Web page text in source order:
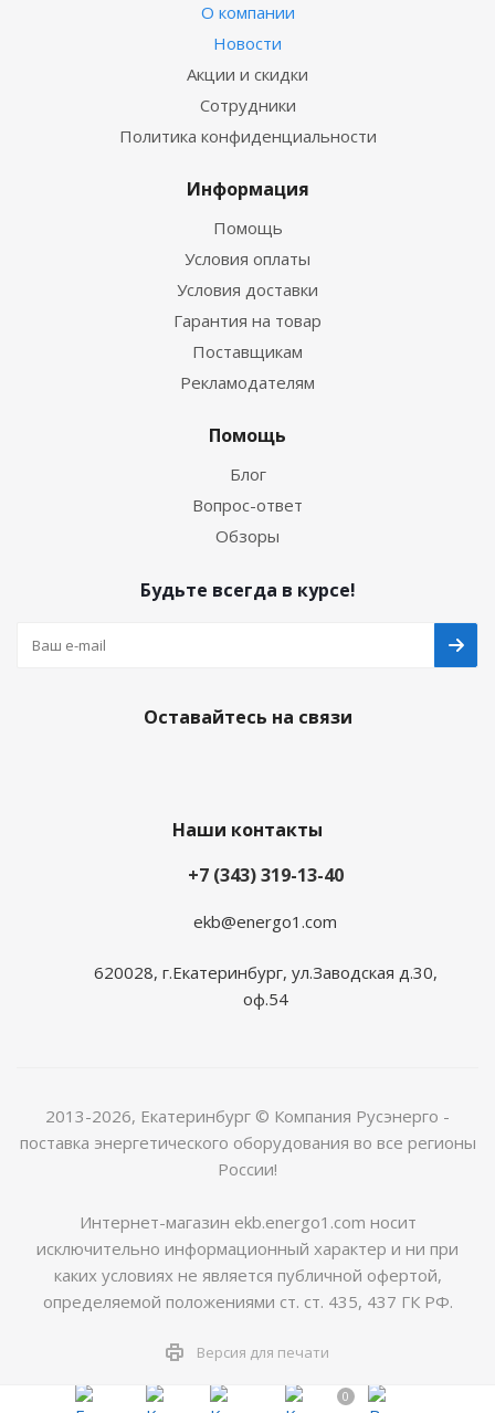
О компании
Новости
Акции и скидки
Сотрудники
Политика конфиденциальности
Информация
Помощь
Условия оплаты
Условия доставки
Гарантия на товар
Поставщикам
Рекламодателям
Помощь
Блог
Вопрос-ответ
Обзоры
Будьте всегда в курсе!
Оставайтесь на связи
Наши контакты
+7 (343) 319-13-40
ekb@energo1.com
620028, г.Екатеринбург, ул.Заводская д.30,
оф.54
2013-2026, Екатеринбург © Компания Русэнерго -
поставка энергетического оборудования во все регионы
России!
Интернет-магазин ekb.energo1.com носит
исключительно информационный характер и ни при
каких условиях не является публичной офертой,
определяемой положениями ст. ст. 435, 437 ГК РФ.
Версия для печати
0